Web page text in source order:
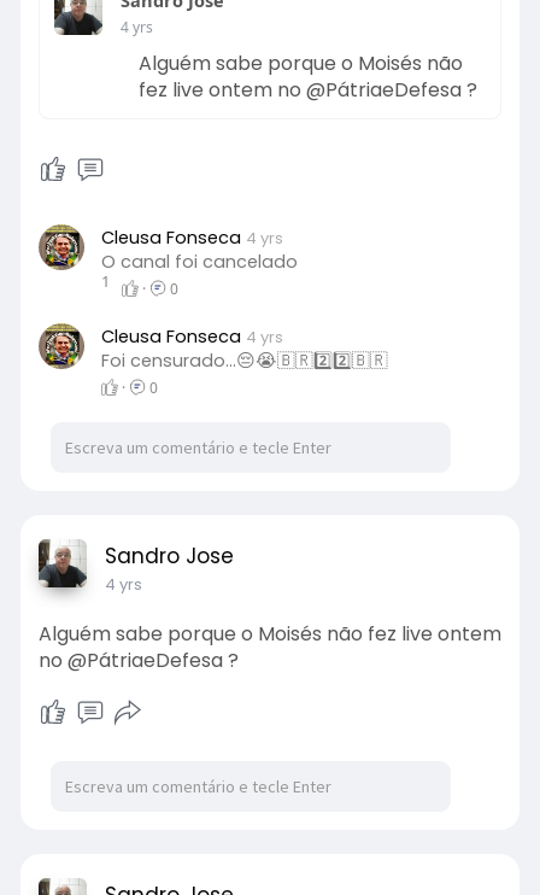
4 yrs
Alguém sabe porque o Moisés não
fez live ontem no @PátriaeDefesa ?
Cleusa Fonseca 4 yrs
O canal foi cancelado
1 · 0
Cleusa Fonseca 4 yrs
Foi censurado...😔😭🇧🇷2️⃣2️⃣🇧🇷
· 0
Sandro Jose
4 yrs
Alguém sabe porque o Moisés não fez live ontem
no @PátriaeDefesa ?